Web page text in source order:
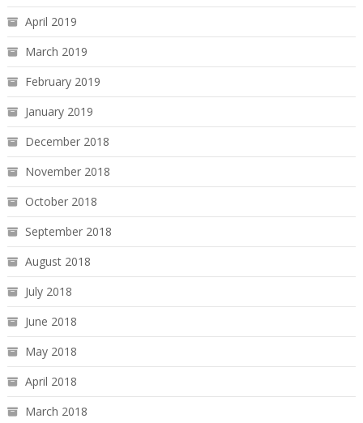
April 2019
March 2019
February 2019
January 2019
December 2018
November 2018
October 2018
September 2018
August 2018
July 2018
June 2018
May 2018
April 2018
March 2018